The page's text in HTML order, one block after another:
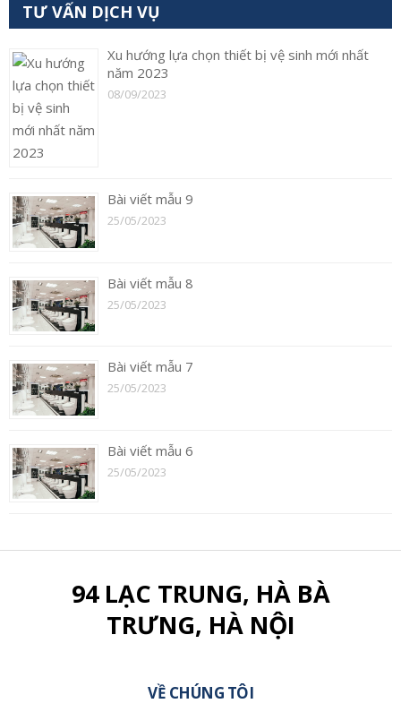
TƯ VẤN DỊCH VỤ
Xu hướng lựa chọn thiết bị vệ sinh mới nhất
năm 2023
08/09/2023
Bài viết mẫu 9
25/05/2023
Bài viết mẫu 8
25/05/2023
Bài viết mẫu 7
25/05/2023
Bài viết mẫu 6
25/05/2023
94 LẠC TRUNG, HÀ BÀ
TRƯNG, HÀ NỘI
VỀ CHÚNG TÔI